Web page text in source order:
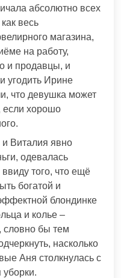
абсолютно всех
весь
магазина,
на работу,
и продавцы, и
угодить Ирине
что девушка может
если хорошо
Виталия явно
одевалась
ввиду того, что ещё
богатой и
блондинке
и колье –
словно бы тем
насколько
Аня столкнулась с